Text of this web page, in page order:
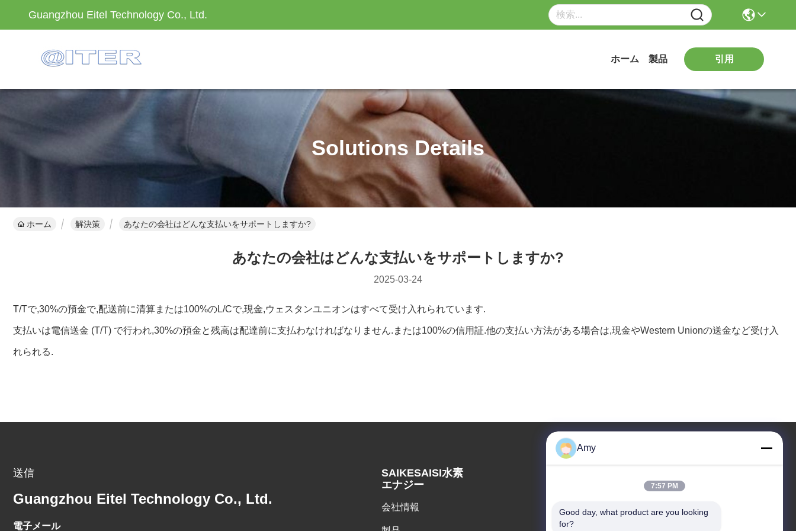
Guangzhou Eitel Technology Co., Ltd.
ホーム 製品 引用
Solutions Details
ホーム 解決策 あなたの会社はどんな支払いをサポートしますか?
あなたの会社はどんな支払いをサポートしますか?
2025-03-24
T/Tで,30%の預金で,配送前に清算または100%のL/Cで,現金,ウェスタンユニオンはすべて受け入れられています.
支払いは電信送金 (T/T) で行われ,30%の預金と残高は配達前に支払わなければなりません.または100%の信用証.他の支払い方法がある場合は,現金やWestern Unionの送金など受け入
れられる.
送信
Guangzhou Eitel Technology Co., Ltd.
電子メール
SAIKESAISI水素
エナジー
会社情報 106国道 広州市 黄道区
Amy
7:57 PM
Good day, what product are you looking
for?